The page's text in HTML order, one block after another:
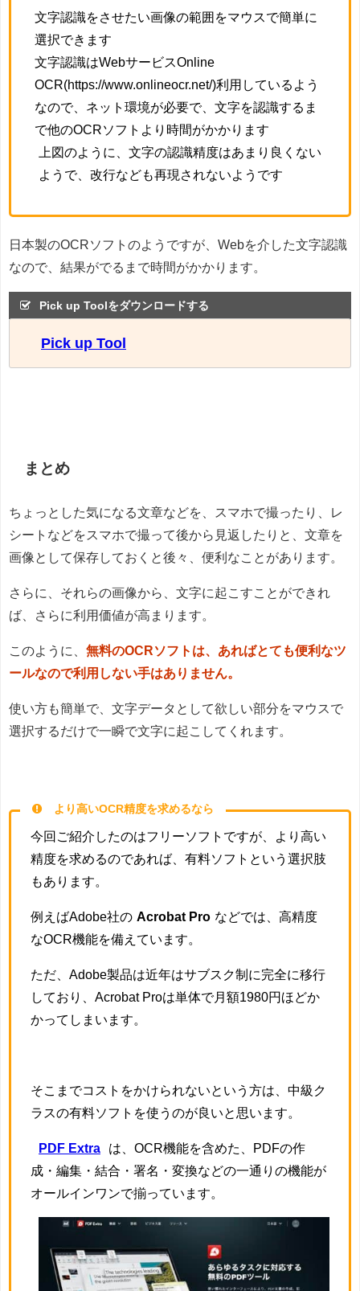
文字認識をさせたい画像の範囲をマウスで簡単に
選択できます
文字認識はWebサービスOnline
OCR(https://www.onlineocr.net/)利用しているよう
なので、ネット環境が必要で、文字を認識するま
で他のOCRソフトより時間がかかります
上図のように、文字の認識精度はあまり良くない
ようで、改行なども再現されないようです
日本製のOCRソフトのようですが、Webを介した文字認識
なので、結果がでるまで時間がかかります。
Pick up Toolをダウンロードする
Pick up Tool
まとめ
ちょっとした気になる文章などを、スマホで撮ったり、レ
シートなどをスマホで撮って後から見返したりと、文章を
画像として保存しておくと後々、便利なことがあります。
さらに、それらの画像から、文字に起こすことができれ
ば、さらに利用価値が高まります。
このように、 無料のOCRソフトは、あればとても便利なツ
ールなので利用しない手はありません。
使い方も簡単で、文字データとして欲しい部分をマウスで
選択するだけで一瞬で文字に起こしてくれます。
より高いOCR精度を求めるなら
今回ご紹介したのはフリーソフトですが、より高い
精度を求めるのであれば、有料ソフトという選択肢
もあります。
例えばAdobe社の Acrobat Pro などでは、高精度
なOCR機能を備えています。
ただ、Adobe製品は近年はサブスク制に完全に移行
しており、Acrobat Proは単体で月額1980円ほどか
かってしまいます。
そこまでコストをかけられないという方は、中級ク
ラスの有料ソフトを使うのが良いと思います。
PDF Extra
は、OCR機能を含めた、PDFの作
成・編集・結合・署名・変換などの一通りの機能が
オールインワンで揃っています。